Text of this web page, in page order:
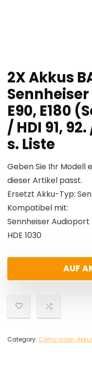
2X Akkus
E90, E180
/ HDI 91,
s. Liste
Geben Sie Ihr Modell
dieser Artikel passt.
Ersetzt Akku-Typ:
Kompatibel mit:
Sennheiser Audioport
HDE 1030
AUF
Category: Camcorder-